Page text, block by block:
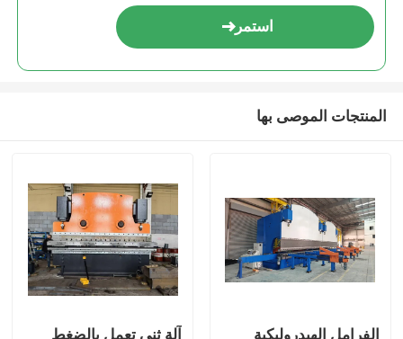
استمر
المنتجات الموصى بها
الفرامل الهيدروليكية
آلة ثني تعمل بالضغط